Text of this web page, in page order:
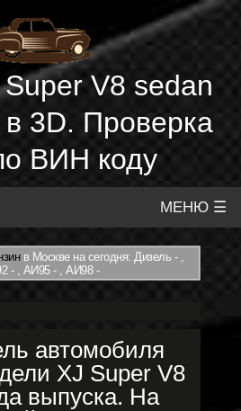
V8 sedan
в 3D. Проверка
ВИН коду
МЕНЮ ☰
в Москве на сегодня: Дизель - ,
- , АИ95 - , АИ98 -
автомобиля
XJ Super V8
выпуска. На